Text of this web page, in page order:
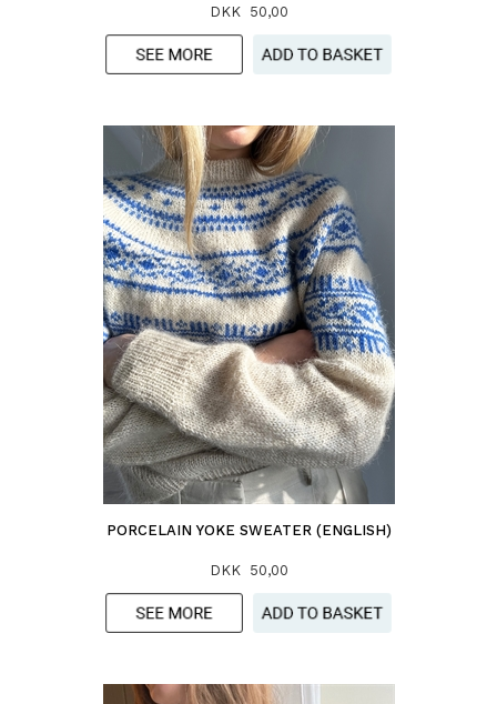
DKK 50,00
PORCELAIN YOKE SWEATER (ENGLISH)
DKK 50,00